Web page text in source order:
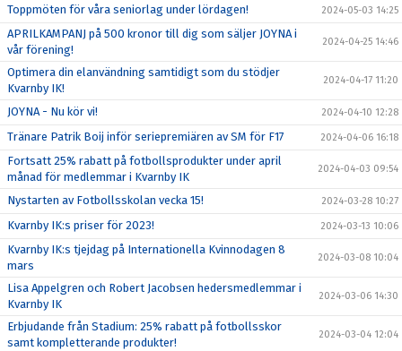
Toppmöten för våra seniorlag under lördagen! 2024-05-03 14:25
APRILKAMPANJ på 500 kronor till dig som säljer JOYNA i
vår förening!
2024-04-25 14:46
Optimera din elanvändning samtidigt som du stödjer
Kvarnby IK!
2024-04-17 11:20
JOYNA - Nu kör vi! 2024-04-10 12:28
Tränare Patrik Boij inför seriepremiären av SM för F17 2024-04-06 16:18
Fortsatt 25% rabatt på fotbollsprodukter under april
månad för medlemmar i Kvarnby IK
2024-04-03 09:54
Nystarten av Fotbollsskolan vecka 15! 2024-03-28 10:27
Kvarnby IK:s priser för 2023! 2024-03-13 10:06
Kvarnby IK:s tjejdag på Internationella Kvinnodagen 8
mars
2024-03-08 10:04
Lisa Appelgren och Robert Jacobsen hedersmedlemmar i
Kvarnby IK
2024-03-06 14:30
Erbjudande från Stadium: 25% rabatt på fotbollsskor
samt kompletterande produkter!
2024-03-04 12:04